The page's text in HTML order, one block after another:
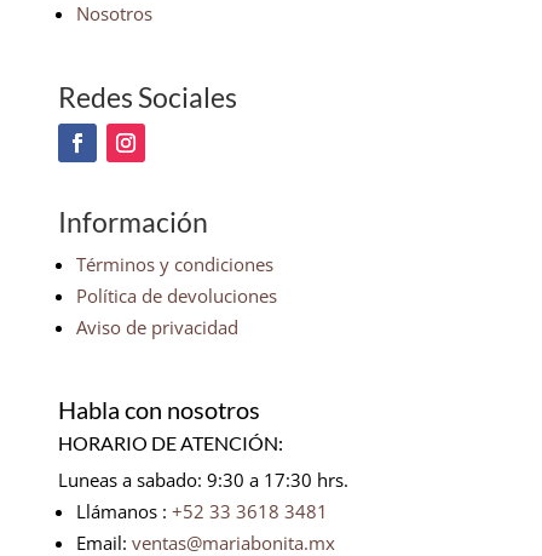
Nosotros
Redes Sociales
Información
Términos y condiciones
Política de devoluciones
Aviso de privacidad
Habla con nosotros
HORARIO DE ATENCIÓN:
Luneas a sabado: 9:30 a 17:30 hrs.
Llámanos : +52 33 3618 3481
Email: ventas@mariabonita.mx